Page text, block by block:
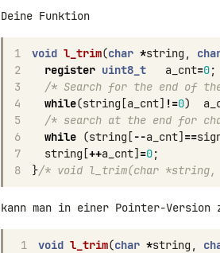
Deine Funktion
1 void l_trim(char *string ,
2
register uint8_t a_cnt=0;
3
/* Search for the end of
4
while(string [a_cnt] !=0)
5
/* search at the end for
6
while (string [--a_cnt] ==
7
string [++a_cnt] =0;
8
}/* void l_trim(char
kann man in einer Pointer-Version
1 void l_trim(char *string ,